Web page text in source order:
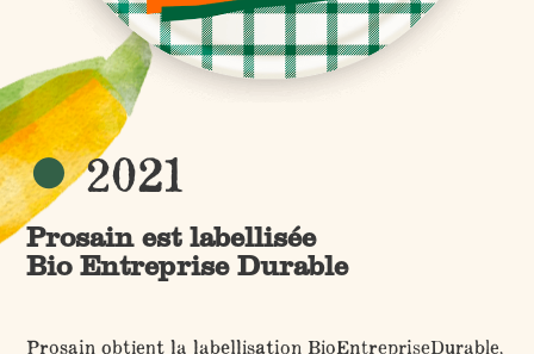
2021
Prosain est labellisée
Bio Entreprise Durable
Prosain obtient la labellisation BioEntrepriseDurable,